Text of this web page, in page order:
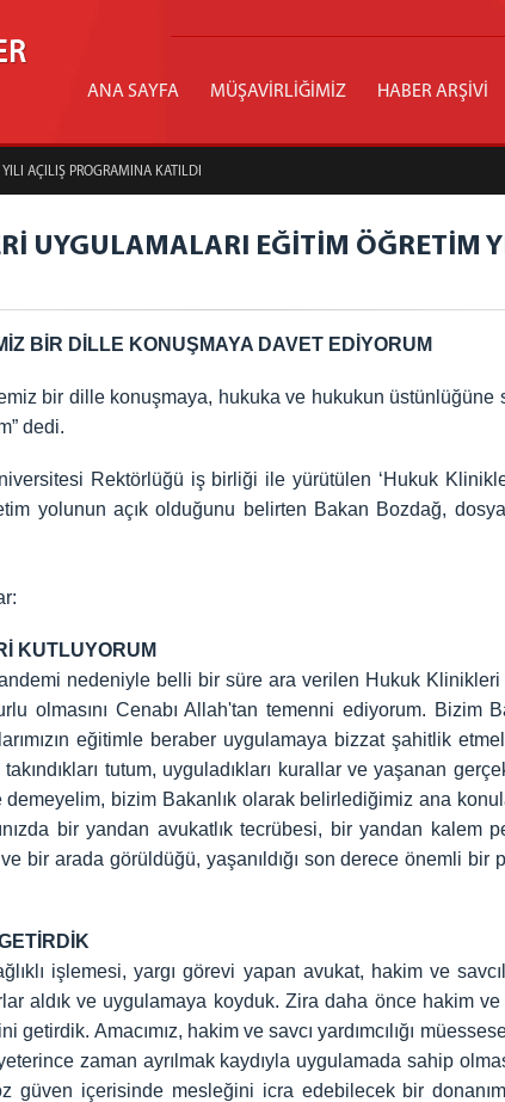
ANA SAYFA MÜŞAVİRLİĞİMİZ HABER ARŞİVİ
AÇILIŞ PROGRAMINA KATILDI
UYGULAMALARI EĞİTİM ÖĞRETİM
BİR DİLLE KONUŞMAYA DAVET EDİYORUM
bir dille konuşmaya, hukuka ve hukukun
dedi.
Rektörlüğü iş birliği ile yürütülen ‘Hukuk
yolunun açık olduğunu belirten Bakan Bozdağ,
KUTLUYORUM
nedeniyle belli bir süre ara verilen Hukuk
olmasını Cenabı Allah'tan temenni ediyorum.
eğitimle beraber uygulamaya bizzat şahitlik
tutum, uyguladıkları kurallar ve yaşanan
bizim Bakanlık olarak belirlediğimiz ana
bir yandan avukatlık tecrübesi, bir yandan kalem
bir arada görüldüğü, yaşanıldığı son derece önemli bir
işlemesi, yargı görevi yapan avukat, hakim ve
aldık ve uygulamaya koyduk. Zira daha önce hakim ve
getirdik. Amacımız, hakim ve savcı yardımcılığı
zaman ayrılmak kaydıyla uygulamada sahip
güven içerisinde mesleğini icra edebilecek bir